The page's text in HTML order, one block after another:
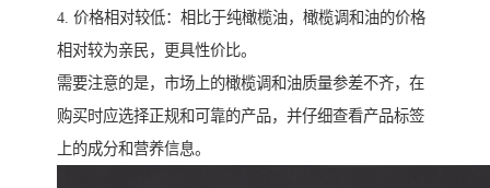
4. 价格相对较低：相比于纯橄榄油，橄榄调和油的价格
相对较为亲民，更具性价比。
需要注意的是，市场上的橄榄调和油质量参差不齐，在
购买时应选择正规和可靠的产品，并仔细查看产品标签
上的成分和营养信息。